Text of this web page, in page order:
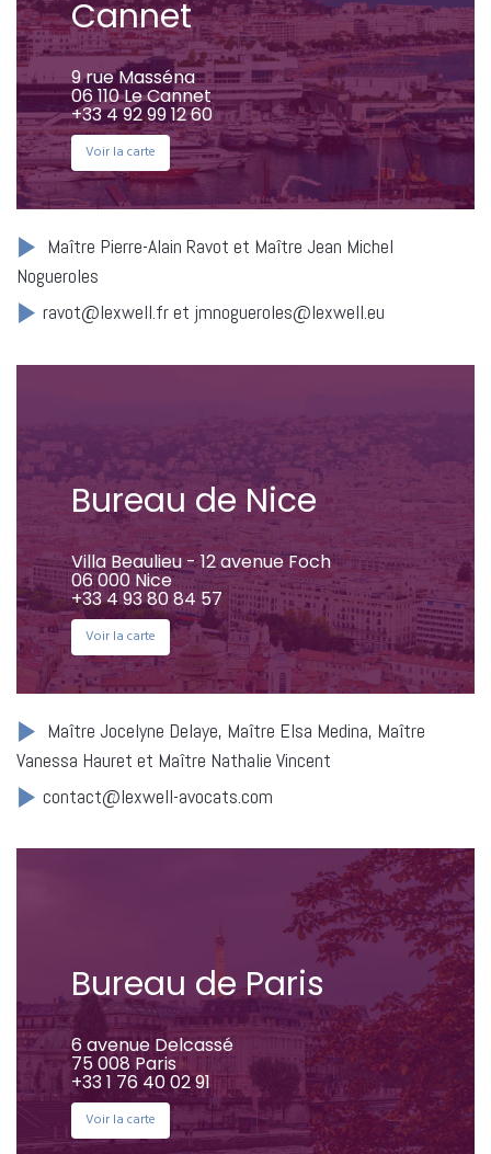
Cannet
9 rue Masséna
06 110 Le Cannet
+33 4 92 99 12 60
Voir la carte
Maître Pierre-Alain Ravot et Maître Jean Michel
Nogueroles
ravot@lexwell.fr et jmnogueroles@lexwell.eu
Bureau de Nice
Villa Beaulieu - 12 avenue Foch
06 000 Nice
+33 4 93 80 84 57
Voir la carte
Maître Jocelyne Delaye, Maître Elsa Medina, Maître
Vanessa Hauret et Maître Nathalie Vincent
contact@lexwell-avocats.com
Bureau de Paris
6 avenue Delcassé
75 008 Paris
+33 1 76 40 02 91
Voir la carte